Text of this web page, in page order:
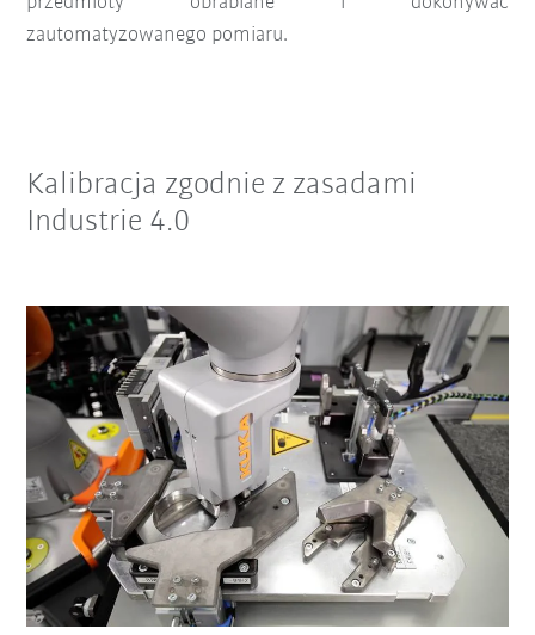
zautomatyzowanego pomiaru.
Kalibracja zgodnie z zasadami
Industrie 4.0